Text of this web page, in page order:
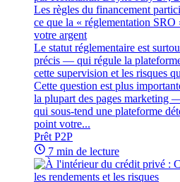
Les règles du financement
ce que la « réglementation
votre argent
Le statut réglementaire est
précis — qui régule la
cette supervision et les risques
Cette question est plus
la plupart des pages marketing
qui sous-tend une plateforme
point votre...
Prêt P2P
7 min de lecture